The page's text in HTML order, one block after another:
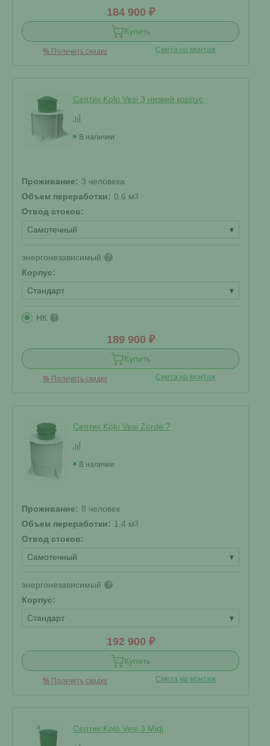
184 900 ₽
Купить
% Получить скидку Смета на монтаж
Септик Kolo Vesi 3 низкий корпус
В наличии
Проживание: 3 человека
Объем переработки: 0.6 м3
Отвод стоков:
Самотечный
▾
энергонезависимый ?
Корпус:
Стандарт
▾
НК ?
189 900 ₽
Купить
% Получить скидку Смета на монтаж
Септик Kolo Vesi Zorde 7
В наличии
Проживание: 8 человек
Объем переработки: 1.4 м3
Отвод стоков:
Самотечный
▾
энергонезависимый ?
Корпус:
Стандарт
▾
192 900 ₽
Купить
% Получить скидку Смета на монтаж
Септик Kolo Vesi 3 Midi